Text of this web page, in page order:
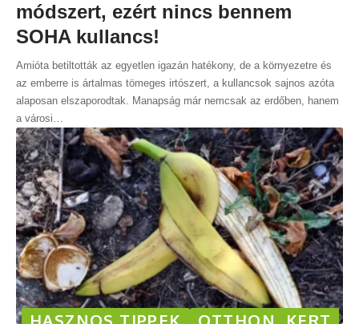
módszert, ezért nincs bennem
SOHA kullancs!
Amióta betiltották az egyetlen igazán hatékony, de a környezetre és
az emberre is ártalmas tömeges irtószert, a kullancsok sajnos azóta
alaposan elszaporodtak. Manapság már nemcsak az erdőben, hanem
a városi…